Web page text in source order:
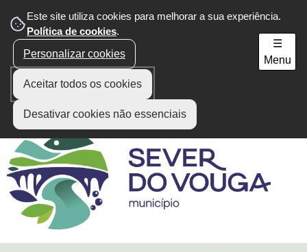
Este site utiliza cookies para melhorar a sua experiência.
Política de cookies.
Personalizar cookies
Aceitar todos os cookies
Desativar cookies não essenciais
Área do Munícipe
☰
Menu